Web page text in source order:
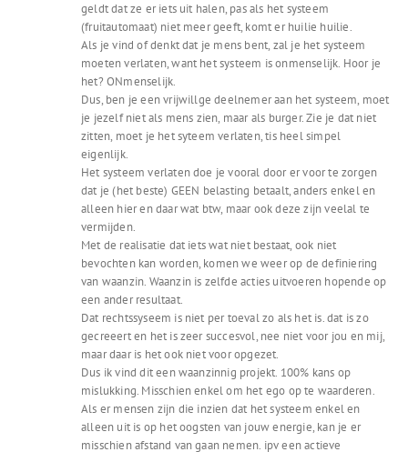
geldt dat ze er iets uit halen, pas als het systeem
(fruitautomaat) niet meer geeft, komt er huilie huilie.
Als je vind of denkt dat je mens bent, zal je het systeem
moeten verlaten, want het systeem is onmenselijk. Hoor je
het? ONmenselijk.
Dus, ben je een vrijwillge deelnemer aan het systeem, moet
je jezelf niet als mens zien, maar als burger. Zie je dat niet
zitten, moet je het syteem verlaten, tis heel simpel
eigenlijk.
Het systeem verlaten doe je vooral door er voor te zorgen
dat je (het beste) GEEN belasting betaalt, anders enkel en
alleen hier en daar wat btw, maar ook deze zijn veelal te
vermijden.
Met de realisatie dat iets wat niet bestaat, ook niet
bevochten kan worden, komen we weer op de definiering
van waanzin. Waanzin is zelfde acties uitvoeren hopende op
een ander resultaat.
Dat rechtssyseem is niet per toeval zo als het is. dat is zo
gecreeert en het is zeer succesvol, nee niet voor jou en mij,
maar daar is het ook niet voor opgezet.
Dus ik vind dit een waanzinnig projekt. 100% kans op
mislukking. Misschien enkel om het ego op te waarderen.
Als er mensen zijn die inzien dat het systeem enkel en
alleen uit is op het oogsten van jouw energie, kan je er
misschien afstand van gaan nemen. ipv een actieve